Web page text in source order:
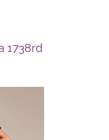
1738rd